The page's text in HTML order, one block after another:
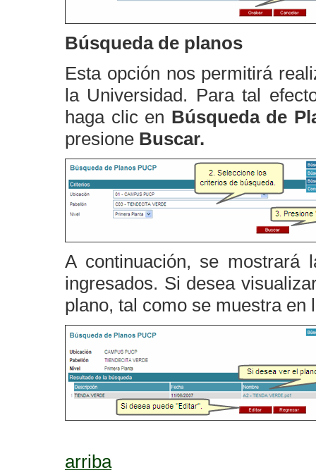
Búsqueda de planos
Esta opción nos permitirá
la Universidad. Para tal
haga clic en Búsqueda de
presione Buscar.
A continuación, se
ingresados. Si desea
plano, tal como se muestra en
arriba